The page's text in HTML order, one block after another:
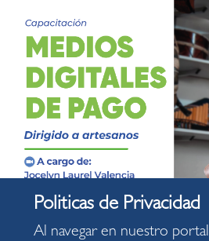
Al navegar en nuestro